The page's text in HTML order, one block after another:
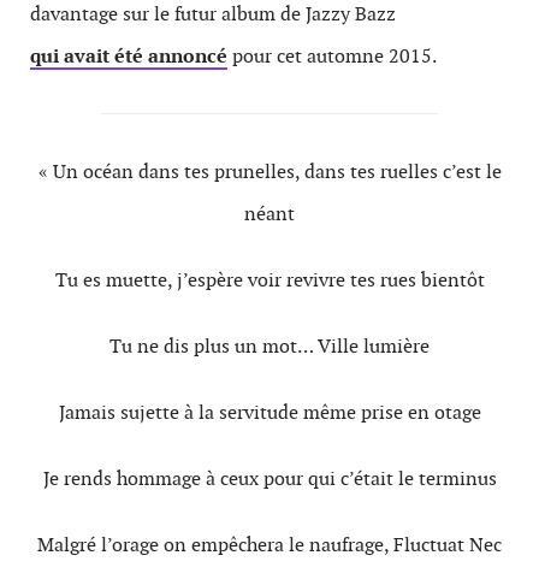
davantage sur le futur album de Jazzy Bazz
qui avait été annoncé pour cet automne 2015.
« Un océan dans tes prunelles, dans tes ruelles c’est le
néant
Tu es muette, j’espère voir revivre tes rues bientôt
Tu ne dis plus un mot… Ville lumière
Jamais sujette à la servitude même prise en otage
Je rends hommage à ceux pour qui c’était le terminus
Malgré l’orage on empêchera le naufrage, Fluctuat Nec